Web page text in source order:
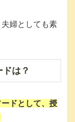
婦としても素
は？
ドとして、授